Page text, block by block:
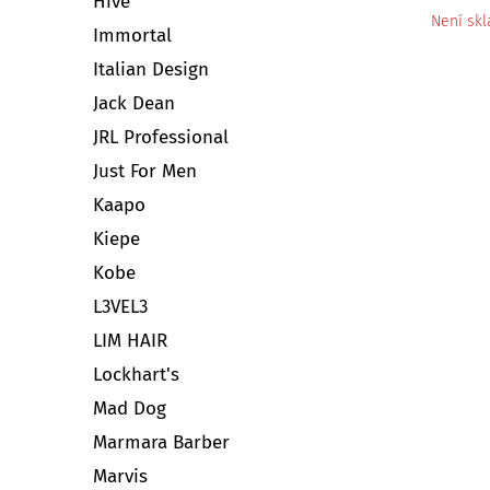
Immortal
Italian Design
Jack Dean
JRL Professional
Just For Men
Kaapo
Kiepe
Kobe
L3VEL3
LIM HAIR
Lockhart's
Mad Dog
Marmara Barber
Marvis
Není